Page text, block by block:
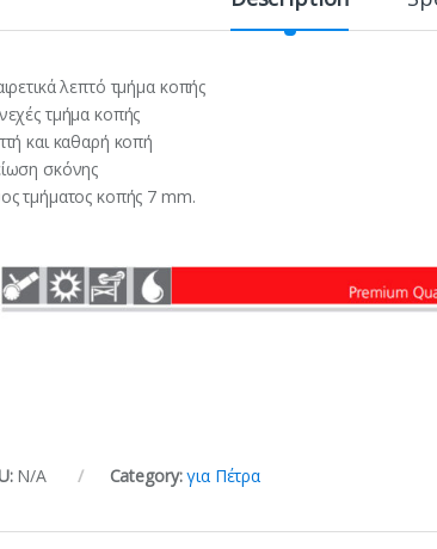
λεπτό τμήμα κοπής
τμήμα κοπής
και καθαρή κοπή
σκόνης
τμήματος κοπής 7 mm.
N/A Category:για Πέτρα